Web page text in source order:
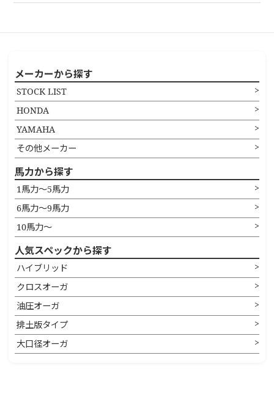
メーカーから探す
STOCK LIST
HONDA
YAMAHA
その他メーカー
馬力から探す
1馬力〜5馬力
6馬力〜9馬力
10馬力〜
人気スペックから探す
ハイブリッド
クロスオーガ
油圧オーガ
排土版タイプ
大口径オーガ